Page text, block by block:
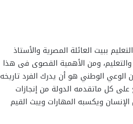
ببيت العائلة المصرية والأستاذ
ومن الأهمية القصوى فى هذا
الوعي الوطني هو أن يدرك الفرد تاريخه
على كل ماتقدمه الدولة من إنجازات
ويكسبه المهارات ويبث القيم